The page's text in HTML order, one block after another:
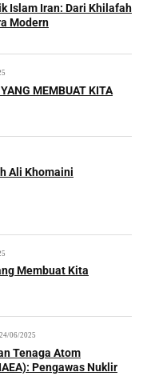
Islam Iran: Dari Khilafah
Modern
MEMBUAT KITA
Ali Khomaini
Membuat Kita
24/06/2025
Tenaga Atom
Pengawas Nuklir